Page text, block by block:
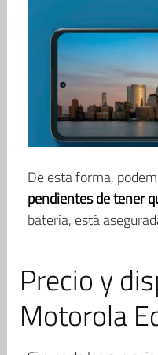
De esta forma,
pendientes de tener
batería, está
Precio y
Motorola